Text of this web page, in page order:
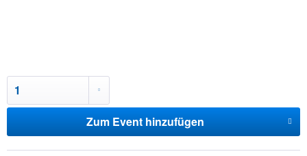
Zum Event hinzufügen